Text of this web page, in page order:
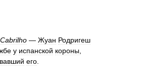
Cabrilho — Жуан Родригеш
у испанской короны
его